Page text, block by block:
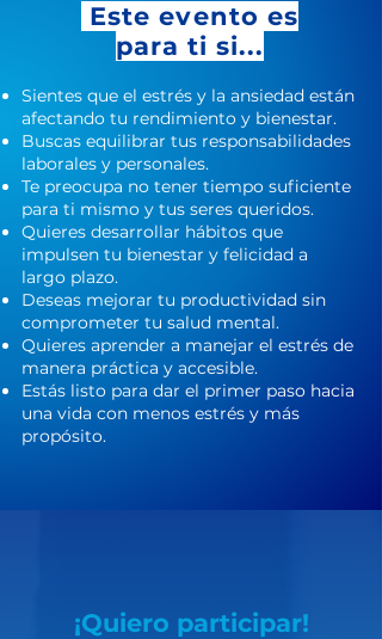
Este evento es
para ti si...
Sientes que el estrés y la ansiedad están
afectando tu rendimiento y bienestar.
Buscas equilibrar tus responsabilidades
laborales y personales.
Te preocupa no tener tiempo suficiente
para ti mismo y tus seres queridos.
Quieres desarrollar hábitos que
impulsen tu bienestar y felicidad a
largo plazo.
Deseas mejorar tu productividad sin
comprometer tu salud mental.
Quieres aprender a manejar el estrés de
manera práctica y accesible.
Estás listo para dar el primer paso hacia
una vida con menos estrés y más
propósito.
¡Quiero participar!